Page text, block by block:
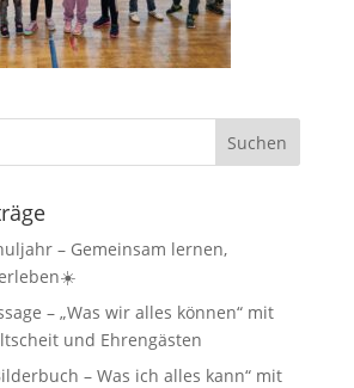
– Gemeinsam lernen,
– „Was wir alles können“ mit
und Ehrengästen
– Was ich alles kann“ mit